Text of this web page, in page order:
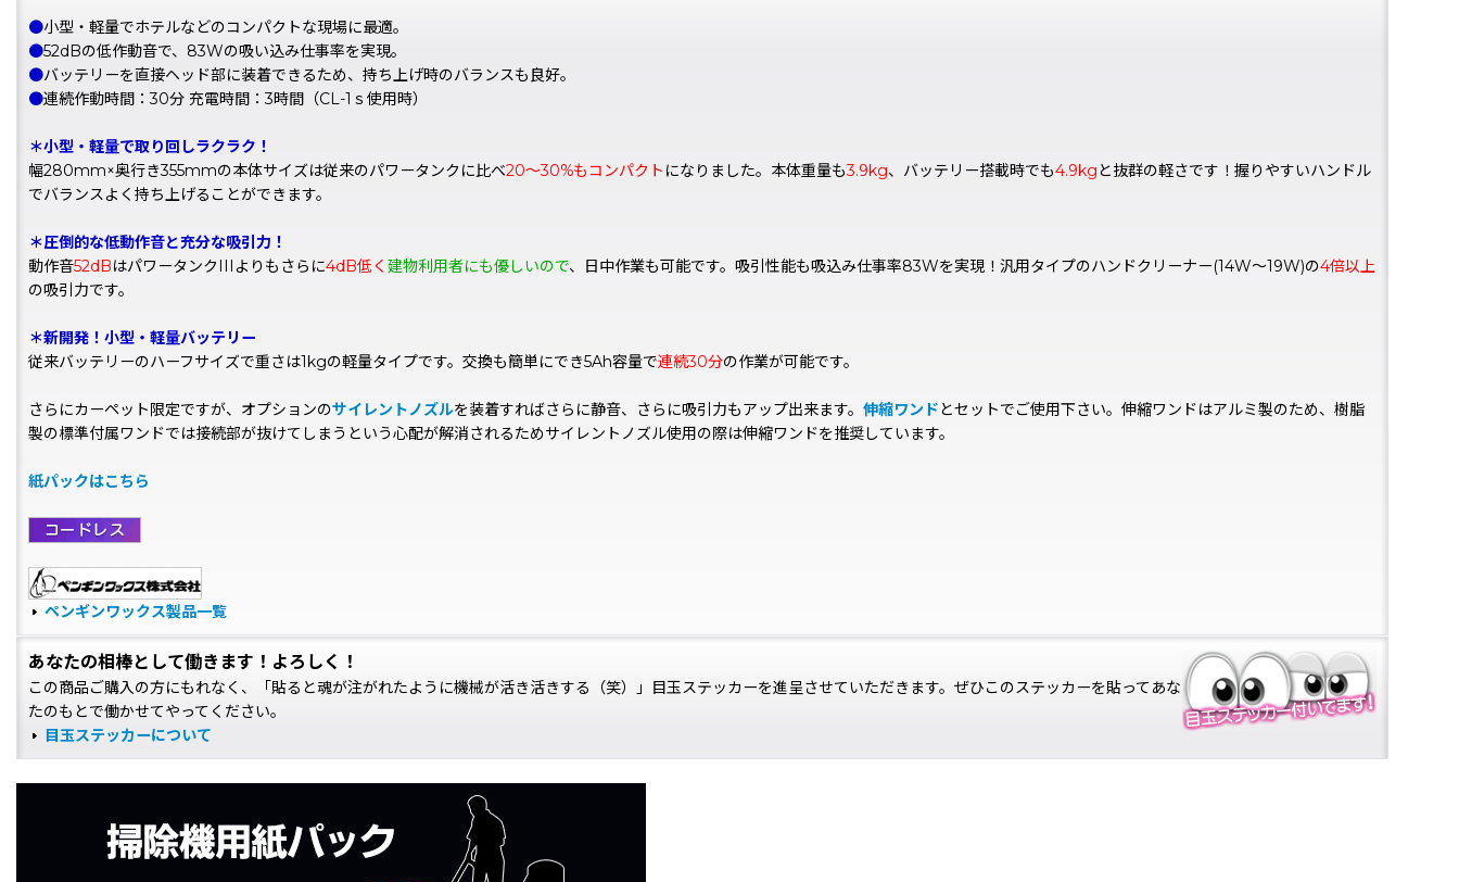
●小型・軽量でホテルなどのコンパクトな現場に最適。
●52dBの低作動音で、83Wの吸い込み仕事率を実現。
●バッテリーを直接ヘッド部に装着できるため、持ち上げ時のバランスも良好。
●連続作動時間：30分 充電時間：3時間（CL-1ｓ使用時）
＊小型・軽量で取り回しラクラク！
幅280mm×奥行き355mmの本体サイズは従来のパワータンクに比べ20〜30%もコンパクト になりました。本体重量も3.9kg、バッテリー搭載時でも4.9kgと抜群の軽さです！握りやすいハンドル
でバランスよく持ち上げることができます。
＊圧倒的な低動作音と充分な吸引力！
動作音52dBはパワータンクIIIよりもさらに4dB低く 建物利用者にも優しいので、日中作業も可能です。吸引性能も吸込み仕事率83Wを実現！汎用タイプのハンドクリーナー(14W〜19W)の4倍以上
の吸引力です。
＊新開発！小型・軽量バッテリー
従来バッテリーのハーフサイズで重さは1kgの軽量タイプです。交換も簡単にでき5Ah容量で連続30分の作業が可能です。
さらにカーペット限定ですが、オプションのサイレントノズルを装着すればさらに静音、さらに吸引力もアップ出来ます。 伸縮ワンドとセットでご使用下さい。伸縮ワンドはアルミ製のため、樹脂
製の標準付属ワンドでは接続部が抜けてしまうという心配が解消されるためサイレントノズル使用の際は伸縮ワンドを推奨しています。
紙パックはこちら
ペンギンワックス製品一覧
あなたの相棒として働きます！よろしく！
この商品ご購入の方にもれなく、「貼ると魂が注がれたように機械が活き活きする（笑）」目玉ステッカーを進呈させていただきます。ぜひこのステッカーを貼ってあな
たのもとで働かせてやってください。
目玉ステッカーについて